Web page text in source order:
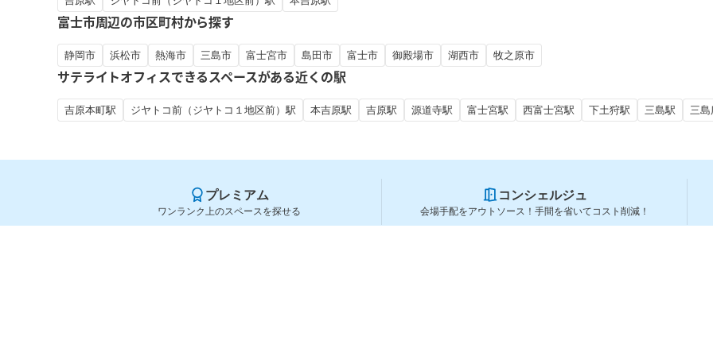
富士市周辺の市区町村から探す
静岡市 浜松市 熱海市 三島市 富士宮市 島田市 富士市 御殿場市 湖西市 牧之原市
サテライトオフィスできるスペースがある近くの駅
吉原本町駅 ジヤトコ前（ジヤトコ１地区前）駅 本吉原駅 吉原駅 源道寺駅 富士宮駅 西富士宮駅 下土狩駅 三島駅 三
プレミアム
ワンランク上のスペースを探せる
コンシェルジュ
会場手配をアウトソース！手間を省いてコスト削減！